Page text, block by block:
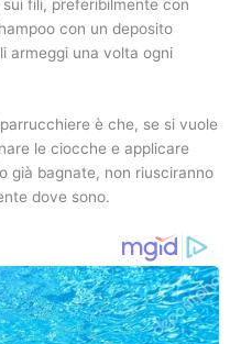
fili, preferibilmente con
con un deposito
armeggi una volta ogni
è che, se si vuole
le ciocche e applicare
già bagnate, non riusciranno
dove sono.